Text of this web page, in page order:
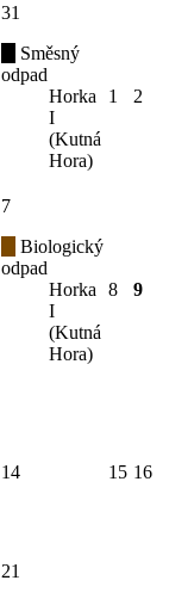
31
Směsný
odpad
Horka
I
(Kutná
Hora)
1 2
7
Biologický
odpad
Horka
I
(Kutná
Hora)
8 9
14 15 16
21